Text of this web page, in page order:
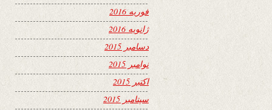
فوریه 2016
ژانویه 2016
دسامبر 2015
نوامبر 2015
اکتبر 2015
سپتامبر 2015